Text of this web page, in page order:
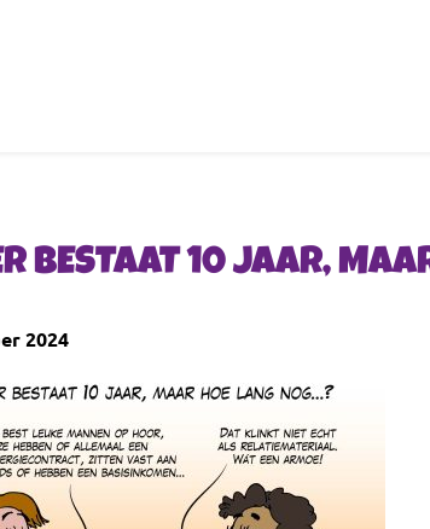
BESTAAT 10 JAAR,
2024